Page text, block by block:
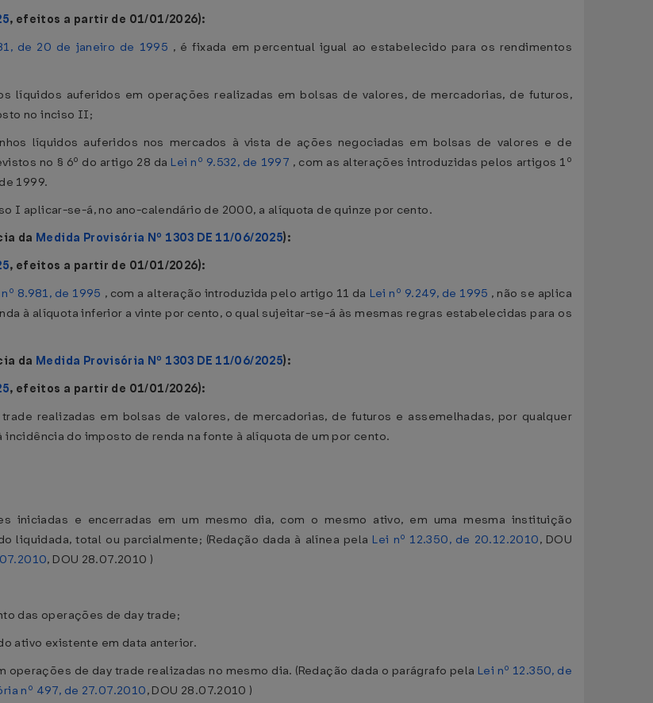
, efeitos a partir de 01/01/2026):
de 20 de janeiro de 1995 , é fixada em percentual igual ao estabelecido para os rendimentos
líquidos auferidos em operações realizadas em bolsas de valores, de mercadorias, de futuros,
no inciso II;
líquidos auferidos nos mercados à vista de ações negociadas em bolsas de valores e de
no § 6º do artigo 28 da Lei nº 9.532, de 1997 , com as alterações introduzidas pelos artigos 1º
1999.
I aplicar-se-á, no ano-calendário de 2000, a alíquota de quinze por cento.
da Medida Provisória Nº 1303 DE 11/06/2025):
, efeitos a partir de 01/01/2026):
nº 8.981, de 1995 , com a alteração introduzida pelo artigo 11 da Lei nº 9.249, de 1995 , não se aplica
à alíquota inferior a vinte por cento, o qual sujeitar-se-á às mesmas regras estabelecidas para os
da Medida Provisória Nº 1303 DE 11/06/2025):
, efeitos a partir de 01/01/2026):
realizadas em bolsas de valores, de mercadorias, de futuros e assemelhadas, por qualquer
do imposto de renda na fonte à alíquota de um por cento.
iniciadas e encerradas em um mesmo dia, com o mesmo ativo, em uma mesma instituição
liquidada, total ou parcialmente; (Redação dada à alínea pela Lei nº 12.350, de 20.12.2010, DOU
, DOU 28.07.2010 )
das operações de day trade;
ativo existente em data anterior.
de day trade realizadas no mesmo dia. (Redação dada o parágrafo pela Lei nº 12.350, de
nº 497, de 27.07.2010, DOU 28.07.2010 )